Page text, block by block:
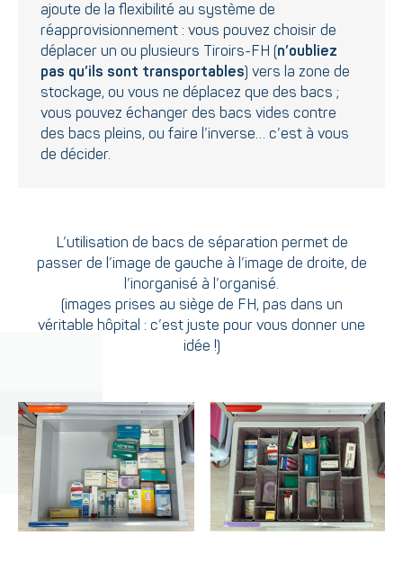
ajoute de la flexibilité au système de
réapprovisionnement : vous pouvez choisir de
déplacer un ou plusieurs Tiroirs-FH (n’oubliez
pas qu’ils sont transportables) vers la zone de
stockage, ou vous ne déplacez que des bacs ;
vous pouvez échanger des bacs vides contre
des bacs pleins, ou faire l’inverse… c’est à vous
de décider.
L’utilisation de bacs de séparation permet de
passer de l’image de gauche à l’image de droite, de
l’inorganisé à l’organisé.
(images prises au siège de FH, pas dans un
véritable hôpital : c’est juste pour vous donner une
idée !)